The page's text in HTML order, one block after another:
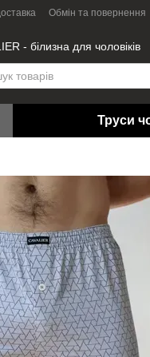
Обмін та повернення
- білизна для чоловіків
Труси